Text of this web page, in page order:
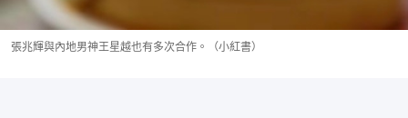
張兆輝與內地男神王星越也有多次合作。（小紅書）